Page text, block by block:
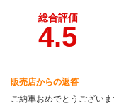
総合評価
4.5
販売店からの返答
ご納車おめでとうござい